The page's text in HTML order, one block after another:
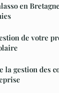
en
de votre
la gestion des